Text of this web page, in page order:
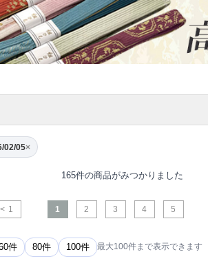
02/05×
165件の商品がみつかりました
1 1 2 3 4 5
件 80件 100件 最大100件まで表示できます